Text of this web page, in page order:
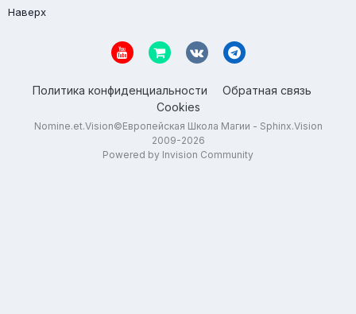
Наверх
Политика конфиденциальности
Обратная связь
Cookies
Nomine.et.Vision©Европейская Школа Магии - Sphinx.Vision
2009-2026
Powered by Invision Community